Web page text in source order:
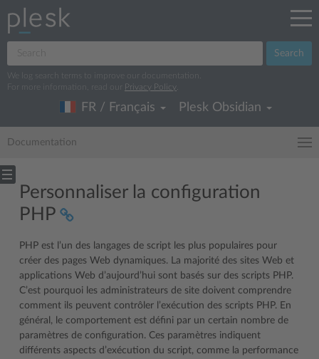
Search
We log search terms to improve our documentation.
For more information, read our
Privacy Policy
FR / Français Plesk Obsidian
Documentation
Personnaliser la configuration
PHP
PHP est l’un des langages de script les plus populaires pour
créer des pages Web dynamiques. La majorité des sites Web et
applications Web d’aujourd’hui sont basés sur des scripts PHP.
C’est pourquoi les administrateurs de site doivent comprendre
comment ils peuvent contrôler l’exécution des scripts PHP. En
général, le comportement est défini par un certain nombre de
paramètres de configuration. Ces paramètres indiquent
différents aspects d’exécution du script, comme la performance